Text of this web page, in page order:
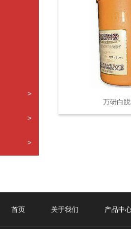
>
>
>
万研白
首页 关于我们 产品中